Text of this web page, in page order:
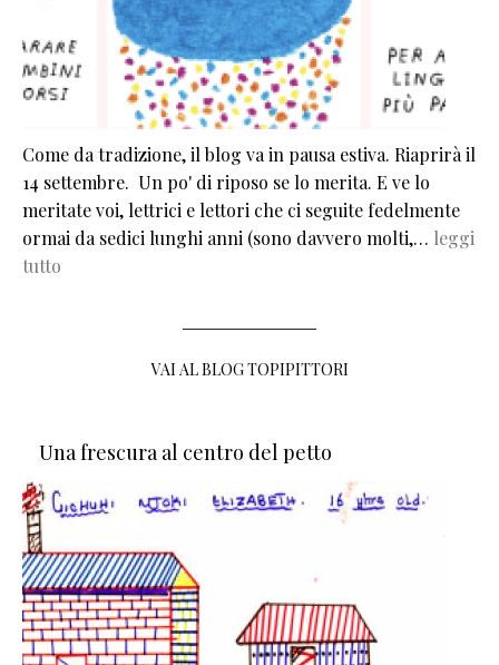
Come da tradizione, il blog va in pausa estiva. Riaprirà il
14 settembre. Un po' di riposo se lo merita. E ve lo
meritate voi, lettrici e lettori che ci seguite fedelmente
ormai da sedici lunghi anni (sono davvero molti,… leggi
tutto
VAI AL BLOG TOPIPITTORI
Una frescura al centro del petto